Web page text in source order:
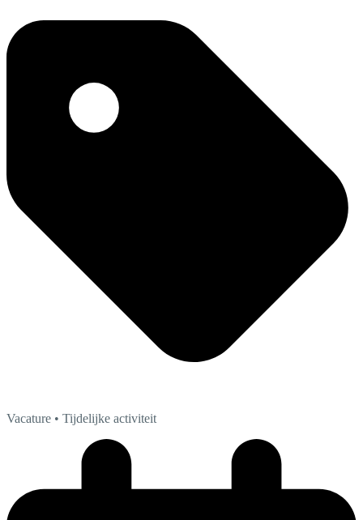
Vacature • Tijdelijke activiteit